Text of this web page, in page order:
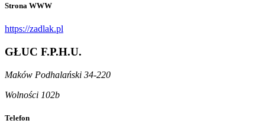
Strona WWW
https://zadlak.pl
GŁUC F.P.H.U.
Maków Podhalański 34-220
Wolności 102b
Telefon